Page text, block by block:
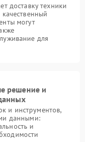
доставку техники
могут
для
решение и
и инструментов,
данными:
и